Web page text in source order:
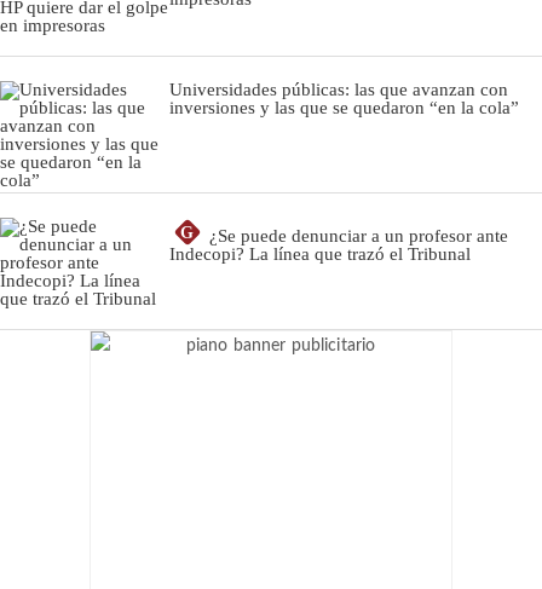
Universidades públicas: las que avanzan con
inversiones y las que se quedaron “en la cola”
G
¿Se puede denunciar a un profesor ante
Indecopi? La línea que trazó el Tribunal